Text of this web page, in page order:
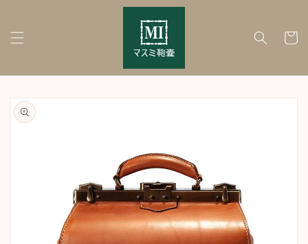
Cart
product
information